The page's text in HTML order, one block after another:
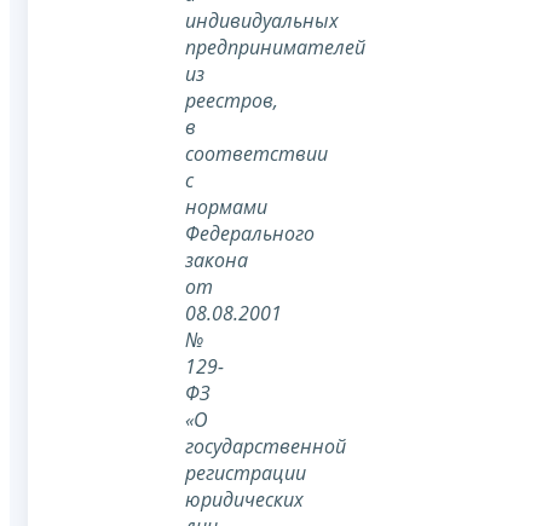
индивидуальных
предпринимателей
из
реестров,
в
соответствии
с
нормами
Федерального
закона
от
08.08.2001
№
129-
ФЗ
«О
государственной
регистрации
юридических